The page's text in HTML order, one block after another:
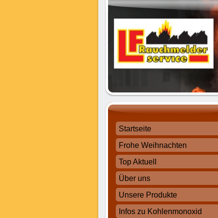
Startseite
Frohe Weihnachten
Top Aktuell
Über uns
Unsere Produkte
Infos zu Kohlenmonoxid